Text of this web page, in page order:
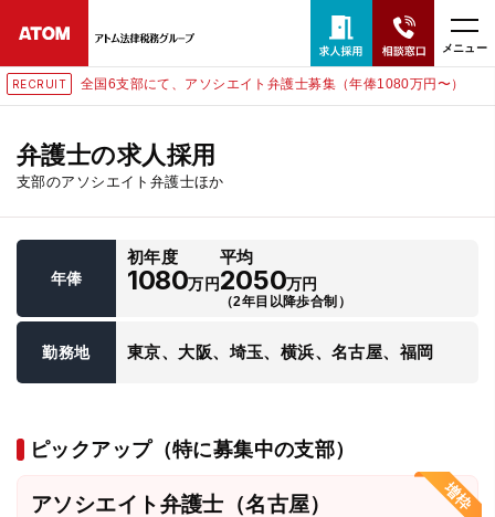
メニュー
RECRUIT 全国6支部にて、アソシエイト弁護士募集（年俸1080万円〜）
弁護士の求人採用
支部のアソシエイト弁護士ほか
年俸
初年度
1080万円
平均
2050万円
（2年目以降歩合制）
勤務地 東京、大阪、埼玉、横浜、名古屋、福岡
ピックアップ（特に募集中の支部）
アソシエイト弁護士（名古屋）
24時間365日全国対応
無料相談窓口はこちら